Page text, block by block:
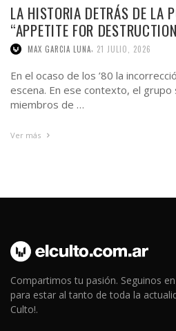
LA HISTORIA DETRÁS DE LA
“APPETITE FOR
MAX GARCIA LUNA 21 JULIO, 2026
En el ocaso de los ’80 la
escena. En ese contexto, el grupo
miembros de …
Ver más
Compartimos tu pasión. Seguinos
para estar al tanto de toda la
Culto!.